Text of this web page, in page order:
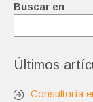
Buscar en
Últimos
Consultoría